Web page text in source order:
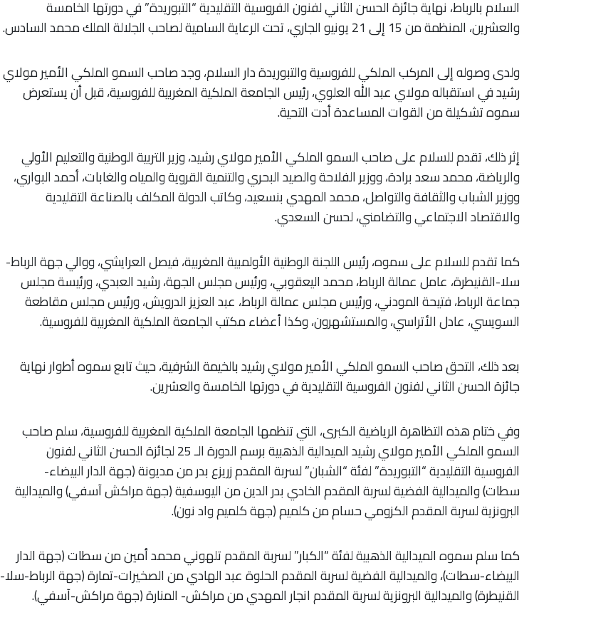
السلام بالرباط، نهاية جائزة الحسن الثاني لفنون الفروسية التقليدية “التبوريدة” في دورتها الخامسة
والعشرين، المنظمة من 15 إلى 21 يونيو الجاري، تحت الرعاية السامية لصاحب الجلالة الملك محمد السادس.
ولدى وصوله إلى المركب الملكي للفروسية والتبوريدة دار السلام، وجد صاحب السمو الملكي الأمير مولاي
رشيد في استقباله مولاي عبد الله العلوي، رئيس الجامعة الملكية المغربية للفروسية، قبل أن يستعرض
سموه تشكيلة من القوات المساعدة أدت التحية.
إثر ذلك، تقدم للسلام على صاحب السمو الملكي الأمير مولاي رشيد، وزير التربية الوطنية والتعليم الأولي
والرياضة، محمد سعد برادة، ووزير الفلاحة والصيد البحري والتنمية القروية والمياه والغابات، أحمد البواري،
ووزير الشباب والثقافة والتواصل، محمد المهدي بنسعيد، وكاتب الدولة المكلف بالصناعة التقليدية
والاقتصاد الاجتماعي والتضامني، لحسن السعدي.
كما تقدم للسلام على سموه، رئيس اللجنة الوطنية الأولمبية المغربية، فيصل العرايشي، ووالي جهة الرباط-
سلا-القنيطرة، عامل عمالة الرباط، محمد اليعقوبي، ورئيس مجلس الجهة، رشيد العبدي، ورئيسة مجلس
جماعة الرباط، فتيحة المودني، ورئيس مجلس عمالة الرباط، عبد العزيز الدرويش، ورئيس مجلس مقاطعة
السويسي، عادل الأتراسي، والمستشهرون، وكذا أعضاء مكتب الجامعة الملكية المغربية للفروسية.
بعد ذلك، التحق صاحب السمو الملكي الأمير مولاي رشيد بالخيمة الشرفية، حيث تابع سموه أطوار نهاية
جائزة الحسن الثاني لفنون الفروسية التقليدية في دورتها الخامسة والعشرين.
وفي ختام هذه التظاهرة الرياضية الكبرى، التي تنظمها الجامعة الملكية المغربية للفروسية، سلم صاحب
السمو الملكي الأمير مولاي رشيد الميدالية الذهبية برسم الدورة الـ 25 لجائزة الحسن الثاني لفنون
الفروسية التقليدية “التبوريدة” لفئة “الشبان” لسربة المقدم زريزع بدر من مديونة (جهة الدار البيضاء-
سطات) والميدالية الفضية لسربة المقدم الخادي بدر الدين من اليوسفية (جهة مراكش آسفي) والميدالية
البرونزية لسربة المقدم الكزومي حسام من كلميم (جهة كلميم واد نون).
كما سلم سموه الميدالية الذهبية لفئة “الكبار” لسربة المقدم تلهوني محمد أمين من سطات (جهة الدار
البيضاء-سطات)، والميدالية الفضية لسربة المقدم الحلوة عبد الهادي من الصخيرات-تمارة (جهة الرباط-سلا-
القنيطرة) والميدالية البرونزية لسربة المقدم انجار المهدي من مراكش- المنارة (جهة مراكش-آسفي).